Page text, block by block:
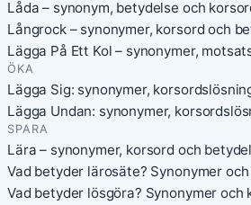
Låda – synonym, betydelse och
Långrock – synonymer, korsord och
Lägga På Ett Kol – synonymer,
ÖKA
Lägga Sig: synonymer,
Lägga Undan: synonymer,
SPARA
Lära – synonymer, korsord och
Vad betyder lärosäte? Synonymer
Vad betyder lösgöra? Synonymer och